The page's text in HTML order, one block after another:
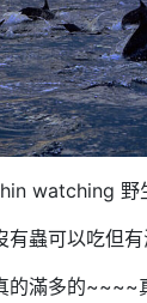
watching 野
有蟲可以吃但
的滿多的~~~~